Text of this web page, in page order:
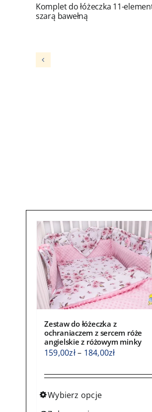
łóżeczka 11-elementowy misie księżyc z
Zestaw do łóżeczka z
ochraniaczem z sercem róże
angielskie z różowym minky
159,00zł– 184,00złZakres
od
Wybierz opcje